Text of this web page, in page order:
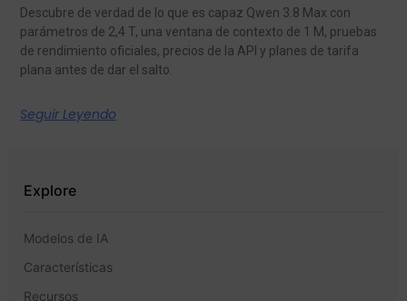
Descubre de verdad de lo que es capaz Qwen 3.8 Max con
parámetros de 2,4 T, una ventana de contexto de 1 M, pruebas
de rendimiento oficiales, precios de la API y planes de tarifa
plana antes de dar el salto.
Seguir Leyendo
Explore
Modelos de IA
Características
Recursos